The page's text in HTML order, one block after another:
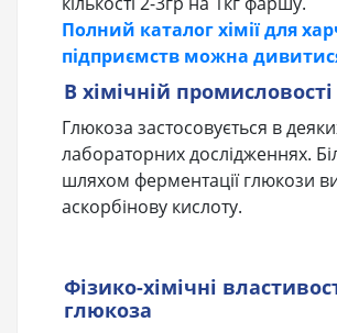
Полний каталог хімії для
підприємств можна
В хімічній промисловості
Глюкоза застосовується в
лабораторних дослідженнях.
шляхом ферментації глюкози
аскорбінову кислоту.
Фізико-хімічні
глюкоза